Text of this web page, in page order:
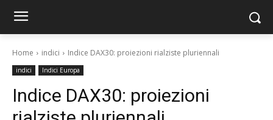
Home indici Indice DAX30: proiezioni rialziste pluriennali
indici Indici Europa
Indice DAX30: proiezioni